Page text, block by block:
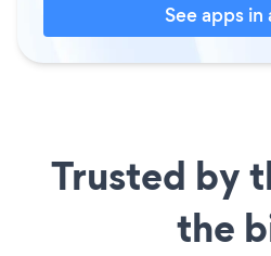
See apps in
Trusted by
the